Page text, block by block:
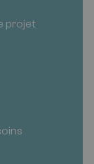
projet